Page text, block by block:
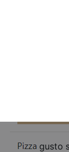
gusto